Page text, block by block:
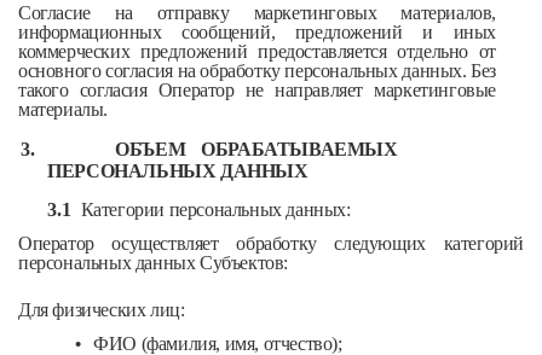
Согласие на отправку маркетинговых материалов,
информационных сообщений, предложений и иных
коммерческих предложений предоставляется отдельно от
основного согласия на обработку персональных данных. Без
такого согласия Оператор не направляет маркетинговые
материалы.
3.
ОБЪЕМ ОБРАБАТЫВАЕМЫХ
ПЕРСОНАЛЬНЫХ ДАННЫХ
3.1 Категории персональных данных:
Оператор осуществляет обработку следующих категорий
персональных данных Субъектов:
Для физических лиц:
•
ФИО (фамилия, имя, отчество);